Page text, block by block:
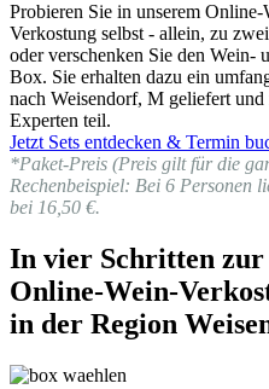
Probieren Sie in unserem
Verkostung selbst - allein, zu
oder verschenken Sie den Wein-
Box. Sie erhalten dazu ein
nach Weisendorf, M geliefert
Experten teil.
Jetzt Sets entdecken & Termin
*Paket-Preis (Preis gilt für die
Rechenbeispiel: Bei 6 Personen
bei 16,50 €.
In vier Schritten zur
Online-Wein-
in der Region